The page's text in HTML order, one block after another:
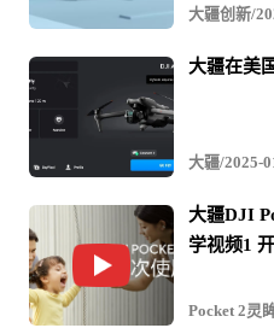
能性，显示出向广泛企业推销
在美国，大疆无人机的引进
面却有人质疑大疆的“安全性
息泄露的风险。虽然没有点
Jan Gasparic表示为了让无人
多年来一直付出努力。他同
大疆创新/
大疆在美
大疆/2025-
大疆DJI
学视频1
Pocket 2灵